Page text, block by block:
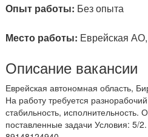
Опыт работы: Без опыта
Место работы: Еврейская
Описание вакансии
Еврейская автономная область,
На работу требуется
стабильность, исполнительность.
поставленные задачи Условия: 5/